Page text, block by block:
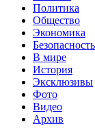
Политика
Общество
Экономика
Безопасность
В мире
История
Эксклюзивы
Фото
Видео
Архив